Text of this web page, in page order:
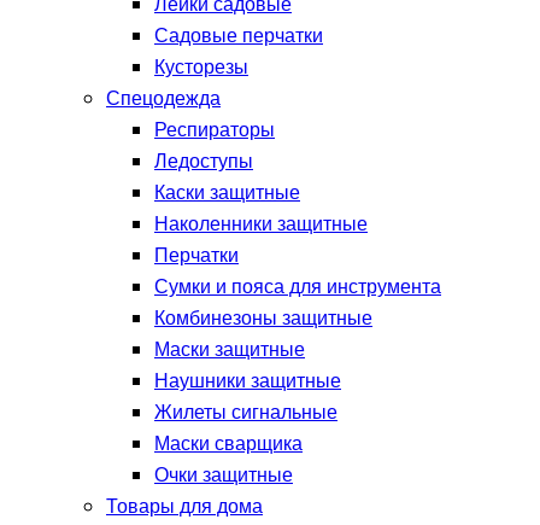
Садовые перчатки
Кусторезы
Спецодежда
Респираторы
Ледоступы
Каски защитные
Наколенники защитные
Перчатки
Сумки и пояса для инструмента
Комбинезоны защитные
Маски защитные
Наушники защитные
Жилеты сигнальные
Маски сварщика
Очки защитные
Товары для дома